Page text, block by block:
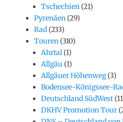
Tschechien (21)
Pyrenäen (29)
Rad (233)
Touren (310)
Ahrtal (1)
Allgäu (1)
Allgäuer Höhenweg(3)
Bodensee-Königssee-
Deutschland SüdWest
DKHV Promotion Tour